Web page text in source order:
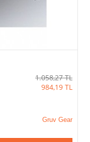
1.058,27 TL
984,19 TL
Gruv Gear